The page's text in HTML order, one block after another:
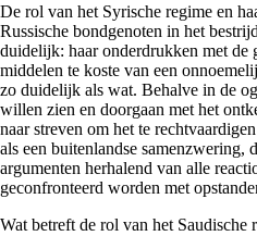
De rol van het Syrische regime en
Russische bondgenoten in het
duidelijk: haar onderdrukken met de
middelen te koste van een
zo duidelijk als wat. Behalve in de
willen zien en doorgaan met het
naar streven om het te
als een buitenlandse samenzwering,
argumenten herhalend van alle
geconfronteerd worden met
Wat betreft de rol van het Saudische